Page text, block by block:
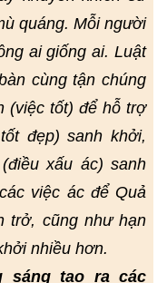
quáng. Mỗi người
ai giống ai. Luật
cùng tận chúng
(việc tốt) để hỗ trợ
đẹp) sanh khởi,
xấu ác) sanh
việc ác để Quả
trở, cũng như hạn
nhiều hơn.
sáng tạo ra các